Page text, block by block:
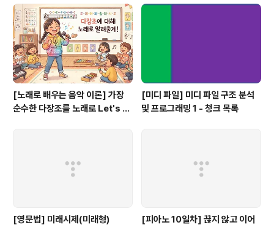
[노래로 배우는 음악 이론] 가장
순수한 다장조를 노래로 Let's G
[미디 파일] 미디 파일 구조 분석
및 프로그래밍 1 - 청크 목록
[영문법] 미래시제(미래형) [피아노 10일차] 끊지 않고 이어